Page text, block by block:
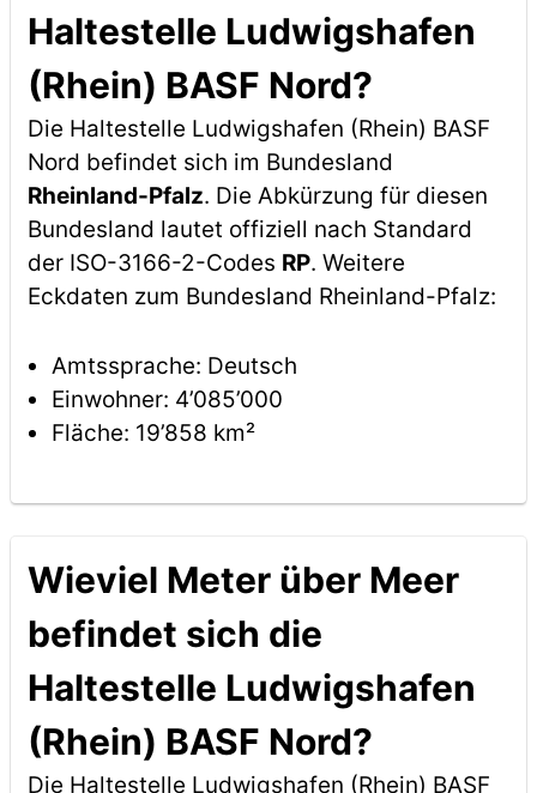
Haltestelle Ludwigshafen
(Rhein) BASF Nord?
Die Haltestelle Ludwigshafen (Rhein) BASF
Nord befindet sich im Bundesland
Rheinland-Pfalz. Die Abkürzung für diesen
Bundesland lautet offiziell nach Standard
der ISO-3166-2-Codes RP. Weitere
Eckdaten zum Bundesland Rheinland-Pfalz:
Amtssprache: Deutsch
Einwohner: 4’085’000
Fläche: 19’858 km²
Wieviel Meter über Meer
befindet sich die
Haltestelle Ludwigshafen
(Rhein) BASF Nord?
Die Haltestelle Ludwigshafen (Rhein) BASF